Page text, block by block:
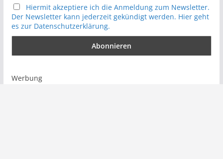
Hiermit akzeptiere ich die Anmeldung zum Newsletter.
Der Newsletter kann jederzeit gekündigt werden. Hier geht
es zur Datenschutzerklärung.
Werbung